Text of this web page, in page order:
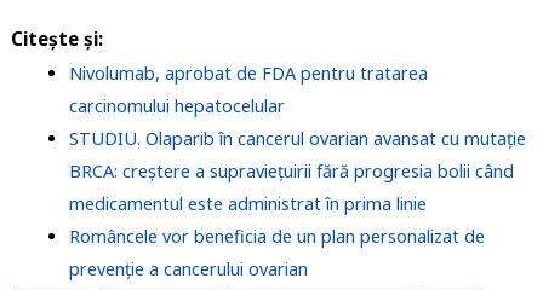
Citește și:
Nivolumab, aprobat de FDA pentru tratarea
carcinomului hepatocelular
STUDIU. Olaparib în cancerul ovarian avansat cu mutație
BRCA: creștere a supraviețuirii fără progresia bolii când
medicamentul este administrat în prima linie
Româncele vor beneficia de un plan personalizat de
prevenție a cancerului ovarian